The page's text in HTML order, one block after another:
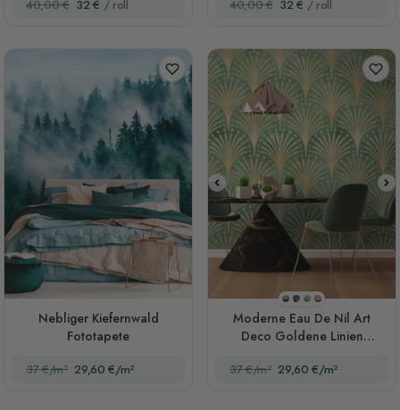
40,00 € 32 € / roll 40,00 € 32 € / roll
Nebliger Kiefernwald
Fototapete
37 €/m² 29,60 €/m²
Stil 1
Stil 2
Stil 3
Stil 4
Moderne Eau De Nil Art
Deco Goldene Linien
37 €/m² 29,60 €/m²